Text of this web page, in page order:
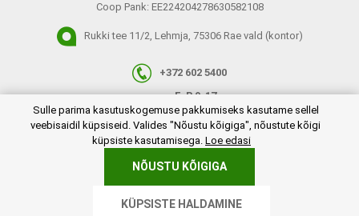
Coop Pank: EE224204278630582108
Rukki tee 11/2, Lehmja, 75306 Rae vald (kontor)
+372 602 5400
E-R 9-17
info@invaru.ee
Powered bynopCommerce
Sulle parima kasutuskogemuse pakkumiseks kasutame sellel
veebisaidil küpsiseid. Valides "Nõustu kõigiga", nõustute kõigi
küpsiste kasutamisega. Loe edasi
NÕUSTU KÕIGIGA
KÜPSISTE HALDAMINE